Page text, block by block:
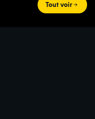
Tout voir